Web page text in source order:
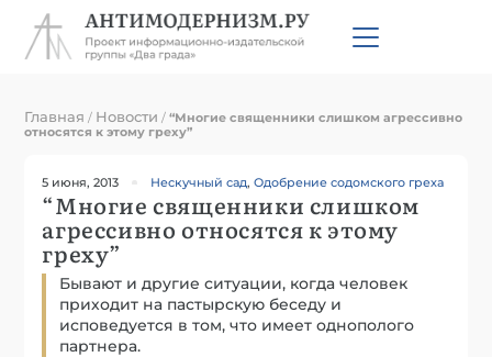
Главная / Новости /“Многие священники слишком агрессивно
относятся к этому греху”
5 июня, 2013 Нескучный сад,Одобрение содомского греха
“Многие священники слишком
агрессивно относятся к этому
греху”
Бывают и другие ситуации, когда человек
приходит на пастырскую беседу и
исповедуется в том, что имеет однополого
партнера.